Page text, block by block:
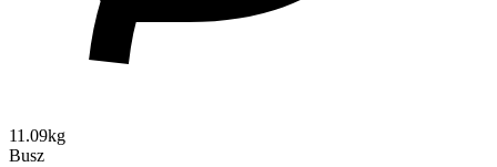
11.09kg
Busz